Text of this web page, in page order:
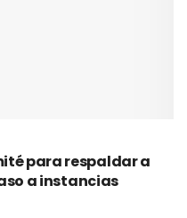
para respaldar a
a instancias